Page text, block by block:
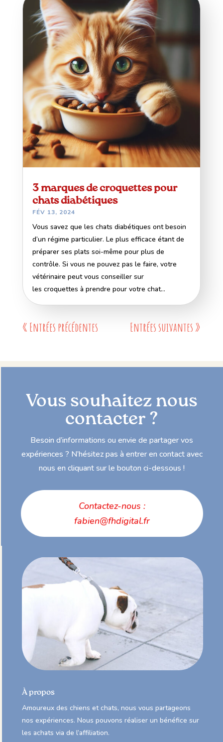
3 marques de croquettes pour
chats diabétiques
FÉV 13, 2024
Vous savez que les chats diabétiques ont besoin
d’un régime particulier. Le plus efficace étant de
préparer ses plats soi-même pour plus de
contrôle. Si vous ne pouvez pas le faire, votre
vétérinaire peut vous conseiller sur
les croquettes à prendre pour votre chat...
« Entrées précédentes Entrées suivantes »
Vous souhaitez nous
contacter ?
Besoin d’informations ou envie de partager vos
expériences ? N’hésitez pas à entrer en contact avec
nous en cliquant sur le bouton ci-dessous !
Contactez-nous :
fabien@fhdigital.fr
À propos
Amoureux des chiens et chats, nous vous partageons
nos expériences. Nous pouvons réaliser un bénéfice sur
les achats via de l’affiliation.